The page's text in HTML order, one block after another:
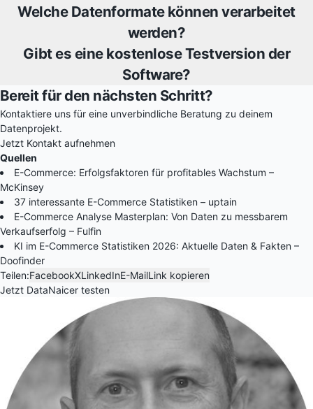
Welche Datenformate können verarbeitet
werden?
Gibt es eine kostenlose Testversion der
Software?
Bereit für den nächsten Schritt?
Kontaktiere uns für eine unverbindliche Beratung zu deinem
Datenprojekt.
Jetzt Kontakt aufnehmen
Quellen
E-Commerce: Erfolgsfaktoren für profitables Wachstum –
McKinsey
37 interessante E-Commerce Statistiken – uptain
E-Commerce Analyse Masterplan: Von Daten zu messbarem
Verkaufserfolg – Fulfin
KI im E-Commerce Statistiken 2026: Aktuelle Daten & Fakten –
Doofinder
Teilen:FacebookXLinkedInE-MailLink kopieren
Jetzt DataNaicer testen